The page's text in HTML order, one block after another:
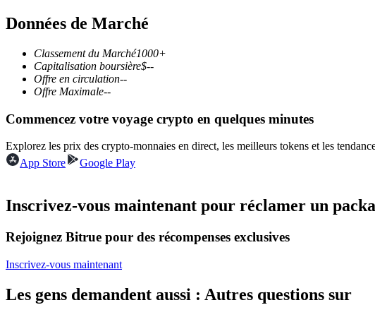
Futures COIN-M
Contrats à terme sur crypto-monnaie
TradFi
Produits dérivés sur actions, forex, métaux précieux et matières premières
Futures USDC
Futures utilisant l'USDC comme garantie
Données de Marché
Classement du Marché1000+
Capitalisation boursière$--
Offre en circulation--
Offre Maximale--
Commencez votre voyage crypto en quelques minutes
Explorez les prix des crypto-monnaies en direct, les meilleurs tokens et les
App Store
Google Play
Inscrivez-vous maintenant pour réclamer un
Rejoignez Bitrue pour des récompenses exclusives
Inscrivez-vous maintenant
Les gens demandent aussi : Autres questions sur